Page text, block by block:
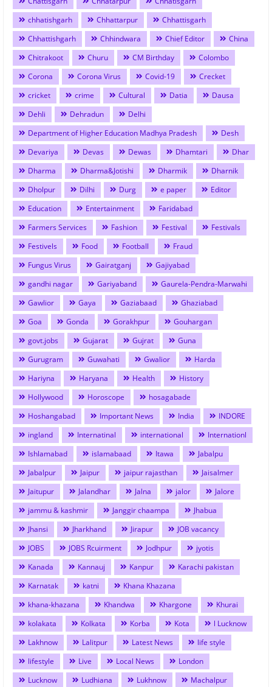
chhatishgarh
Chhattarpur
Chhattisgarh
Chhattishgarh
Chhindwara Chief Editor
China
Chitrakoot
Churu CM Birthday
Colombo
Corona
Corona Virus Covid-19
Crecket
cricket
crime Cultural Datia
Dausa
Dehli
Dehradun
Delhi
Department of Higher Education Madhya Pradesh
Desh
Devariya
Devas Dewas Dhamtari
Dhar
Dharma
Dharma&Jotishi Dharmik
Dharnik
Dholpur
Dilhi Durg e paper
Editor
Education
Entertainment
Faridabad
Farmers Services
Fashion Festival
Festivals
Festivels
Food Football
Fraud
Fungus Virus
Gairatganj
Gajiyabad
gandhi nagar
Gariyaband
Gaurela-Pendra-Marwahi
Gawlior
Gaya Gaziabaad
Ghaziabad
Goa
Gonda Gorakhpur
Gouhargan
govt.jobs
Gujarat Gujrat
Guna
Gurugram
Guwahati Gwalior
Harda
Hariyna
Haryana Health
History
Hollywood
Horoscope
hosagabade
Hoshangabad
Important News India
INDORE
ingland
Internatinal international
Internationl
Ishlamabad
islamabaad Itawa
Jabalpu
Jabalpur
Jaipur jaipur rajasthan
Jaisalmer
Jaitupur
Jalandhar Jalna jalor
Jalore
jammu & kashmir
Janggir chaampa
Jhabua
Jhansi
Jharkhand Jirapur
JOB vacancy
JOBS
JOBS Rcuirment Jodhpur
jyotis
Kanada
Kannauj Kanpur
Karachi pakistan
Karnatak
katni
Khana Khazana
khana-khazana
Khandwa Khargone
Khurai
kolakata
Kolkata Korba Kota
l Lucknow
Lakhnow
Lalitpur Latest News
life style
lifestyle
Live Local News
London
Lucknow
Ludhiana Lukhnow
Machalpur